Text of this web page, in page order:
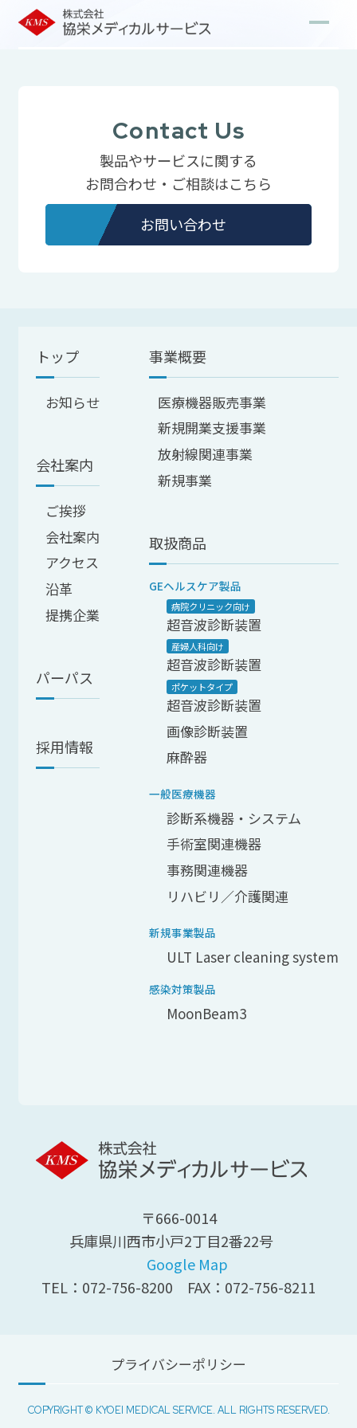
Contact Us
製品やサービスに関する
お問合わせ・ご相談はこちら
お問い合わせ
トップ
お知らせ
会社案内
ご挨拶
会社案内
アクセス
沿革
提携企業
パーパス
採用情報
事業概要
医療機器販売事業
新規開業支援事業
放射線関連事業
新規事業
取扱商品
GEヘルスケア製品
病院クリニック向け
超音波診断装置
産婦人科向け
超音波診断装置
ポケットタイプ
超音波診断装置
画像診断装置
麻酔器
一般医療機器
診断系機器・システム
手術室関連機器
事務関連機器
リハビリ／介護関連
新規事業製品
ULT Laser cleaning system
感染対策製品
MoonBeam3
〒666-0014
兵庫県川西市小戸2丁目2番22号
Google Map
TEL： 072-756-8200 FAX：072-756-8211
プライバシーポリシー
COPYRIGHT © KYOEI MEDICAL SERVICE. ALL RIGHTS RESERVED.